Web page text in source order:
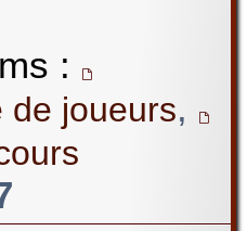
:
de joueurs,